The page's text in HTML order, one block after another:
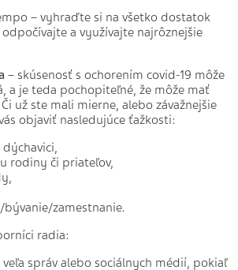
– vyhraďte si na všetko dostatok
a využívajte najrôznejšie
– skúsenosť s ochorením covid-19 môže
a je teda pochopiteľné, že môže mať
už ste mali mierne, alebo závažnejšie
objaviť nasledujúce ťažkosti:
rodiny či priateľov,
zamestnanie.
radia:
správ alebo sociálnych médií, pokiaľ